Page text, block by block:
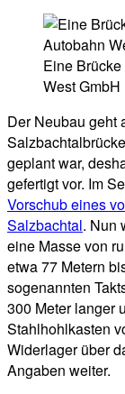
Eine
West GmbH
Der Neubau geht
geplant war,
gefertigt vor. Im
Vorschub eines
Salzbachtal. Nun
eine Masse von
etwa 77 Metern
sogenannten
300 Meter langer
Stahlhohlkasten
Widerlager über
Angaben weiter.